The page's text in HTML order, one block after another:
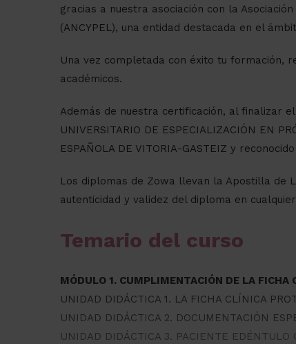
gracias a nuestra asociación con la
(ANCYPEL), una entidad destacada en el
Una vez completada con éxito tu formación,
académicos.
Además de nuestra certificación, al finalizar
UNIVERSITARIO DE ESPECIALIZACIÓN EN
ESPAÑOLA DE VITORIA-GASTEIZ y
Los diplomas de Zowa llevan la Apostilla de
autenticidad y validez del diploma en
Temario del curso
MÓDULO 1. CUMPLIMENTACIÓN DE LA FICHA
UNIDAD DIDÁCTICA 1. LA FICHA CLÍNICA
UNIDAD DIDÁCTICA 2. DOCUMENTACIÓN
UNIDAD DIDÁCTICA 3. PACIENTE EDÉNTULO